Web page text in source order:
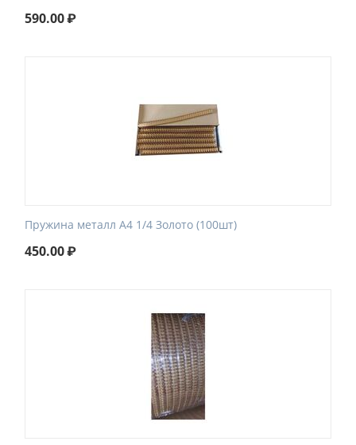
590.00₽
Пружина металл А4 1/4 Золото (100шт)
450.00₽